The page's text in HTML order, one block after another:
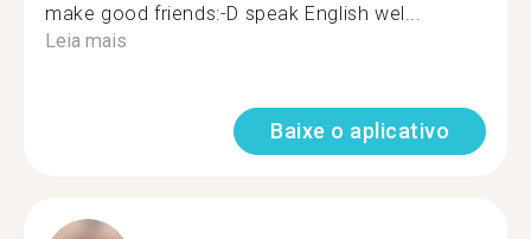
make good friends:-D speak English wel...
Leia mais
Baixe o aplicativo